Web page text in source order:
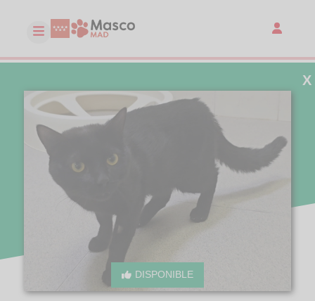
DISPONIBLE
X